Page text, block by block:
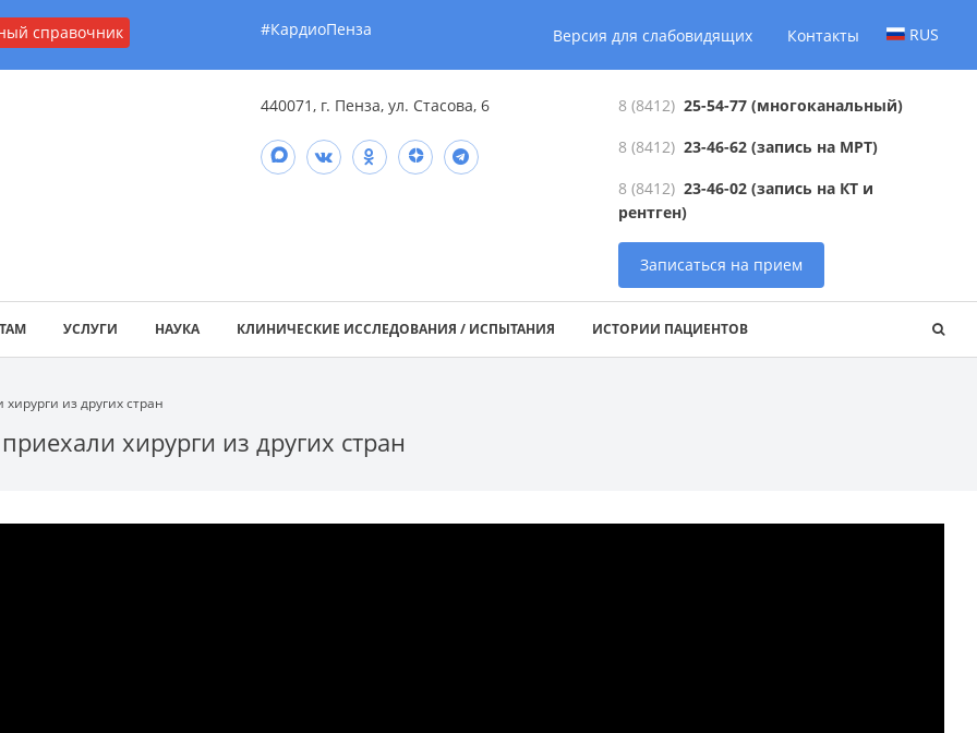
справочник #КардиоПенза Версия для слабовидящих Контакты RUS
440071, г. Пенза, ул. Стасова, 6 8 (8412) 25-54-77 (многоканальный)
8 (8412) 23-46-62 (запись на МРТ)
8 (8412) 23-46-02 (запись на КТ и
рентген)
Записаться на прием
УСЛУГИ НАУКА КЛИНИЧЕСКИЕ ИССЛЕДОВАНИЯ / ИСПЫТАНИЯ ИСТОРИИ ПАЦИЕНТОВ
из других стран
хирурги из других стран